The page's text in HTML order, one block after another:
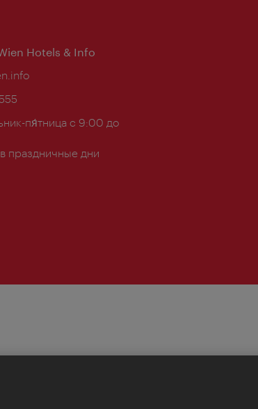
Hotels & Info
пя́тница с 9:00 до
праздничные дни